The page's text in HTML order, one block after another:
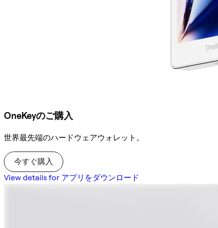
OneKeyのご購入
世界最先端のハードウェアウォレット。
今すぐ購入
View details for アプリをダウンロード